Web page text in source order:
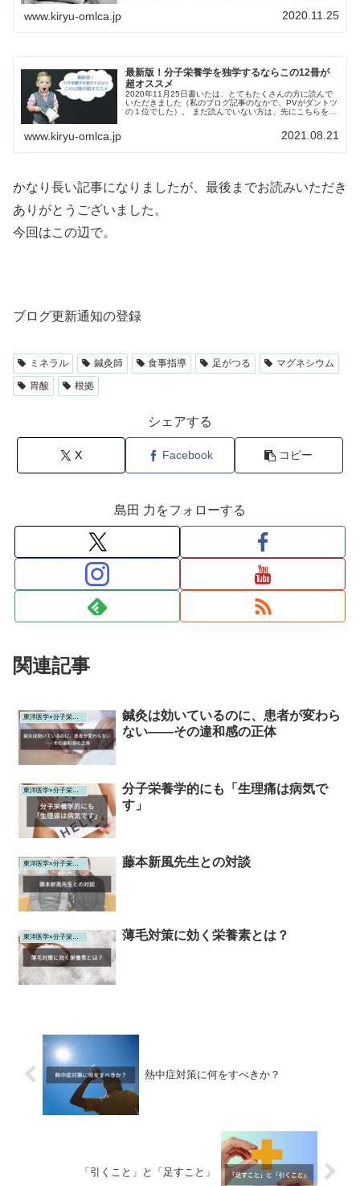
www.kiryu-omlca.jp 2020.11.25
最新版！分子栄養学を独学するならこの12冊が
超オススメ
2020年11月25日書いたは、とてもたくさんの方に読んで
いただきました（私のブログ記事のなかで、PVがダントツ
の１位でした）。 まだ読んでいない方は、先にこちらをチ
www.kiryu-omlca.jp 2021.08.21
かなり長い記事になりましたが、最後までお読みいただき
ありがとうございました。
今回はこの辺で。
ブログ更新通知の登録
ミネラル 鍼灸師 食事指導 足がつる
マグネシウム
胃酸
根拠
シェアする
X Facebook コピー
島田 力をフォローする
関連記事
東洋医学×分子栄養学
鍼灸は効いているのに、患者が変わら
ない——その違和感の正体
東洋医学×分子栄養学
分子栄養学的にも「生理痛は病気で
す」
東洋医学×分子栄養学 藤本新風先生との対談
東洋医学×分子栄養学 薄毛対策に効く栄養素とは？
熱中症対策に何をすべきか？
「引くこと」と「足すこと」